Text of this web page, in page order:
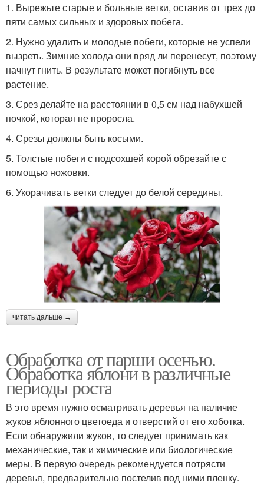
1. Вырежьте старые и больные ветки, оставив от трех до
пяти самых сильных и здоровых побега.
2. Нужно удалить и молодые побеги, которые не успели
вызреть. Зимние холода они вряд ли перенесут, поэтому
начнут гнить. В результате может погибнуть все
растение.
3. Срез делайте на расстоянии в 0,5 см над набухшей
почкой, которая не проросла.
4. Срезы должны быть косыми.
5. Толстые побеги с подсохшей корой обрезайте с
помощью ножовки.
6. Укорачивать ветки следует до белой середины.
читать дальше →
Обработка от парши осенью.
Обработка яблони в различные
периоды роста
В это время нужно осматривать деревья на наличие
жуков яблонного цветоеда и отверстий от его хоботка.
Если обнаружили жуков, то следует принимать как
механические, так и химические или биологические
меры. В первую очередь рекомендуется потрясти
деревья, предварительно постелив под ними пленку.